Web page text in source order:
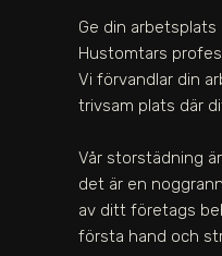
Ge din
Hustomtars
Vi förvandlar din
trivsam plats där
Vår storstädning
det är en
av ditt företags
första hand och